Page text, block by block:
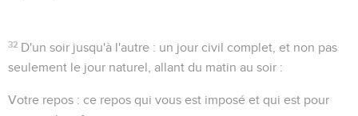
32 D'un soir jusqu'à l'autre : un jour civil complet, et non pas
seulement le jour naturel, allant du matin au soir :
Votre repos : ce repos qui vous est imposé et qui est pour